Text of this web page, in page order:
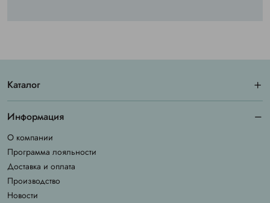
Каталог
Информация
О компании
Программа лояльности
Доставка и оплата
Производство
Новости